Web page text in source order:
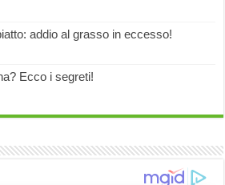
addio al grasso in eccesso!
Ecco i segreti!